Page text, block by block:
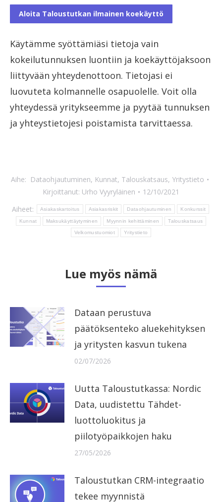
Käytämme syöttämiäsi tietoja vain
kokeilutunnuksen luontiin ja koekäyttöjaksoon
liittyvään yhteydenottoon. Tietojasi ei
luovuteta kolmannelle osapuolelle. Voit olla
yhteydessä yritykseemme ja pyytää tunnuksen
ja yhteystietojesi poistamista tarvittaessa.
Aihe: Dataohjautuminen, Kunnat, Talouskatsaus, Yritystieto
Kirjoittanut: Urho Vyyryläinen
12/10/2021
Aiheet:
Asiakaskartoitus Asiakasriskit Dataohjautuminen Konkurssit
Kunnat Maksukäyttäytyminen Myynnin kehittäminen Talouskatsaus
Velkomustuomiot Yritystieto
Lue myös nämä
Dataan perustuva
päätöksenteko aluekehityksen
ja yritysten kasvun tukena
02/07/2026
Uutta Taloustutkassa: Nordic
Data, uudistettu Tähdet-
luottoluokitus ja
piilotyöpaikkojen haku
27/05/2026
Taloustutkan CRM-integraatio
tekee myynnistä